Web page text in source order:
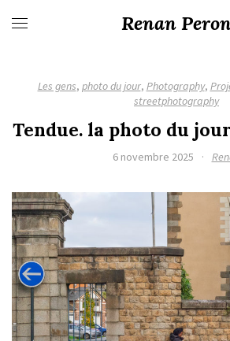
Renan
Les gens, photo du jour, Photography,
streetphotography
Tendue. la photo du
6 novembre 2025 ·